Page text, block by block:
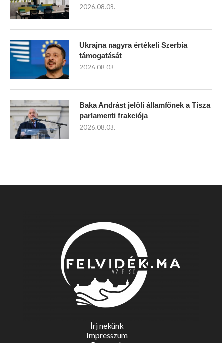
2026.08.08.
Ukrajna nagyra értékeli Szerbia
támogatását
2026.08.08.
Baka Andrást jelöli államfőnek a Tisza
parlamenti frakciója
2026.08.08.
Írj nekünk
Impresszum